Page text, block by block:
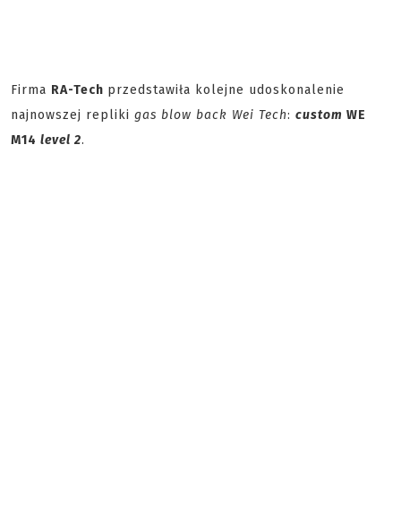
Firma RA-Tech przedstawiła kolejne udoskonalenie
najnowszej repliki gas blow back Wei Tech: custom WE
M14 level 2.